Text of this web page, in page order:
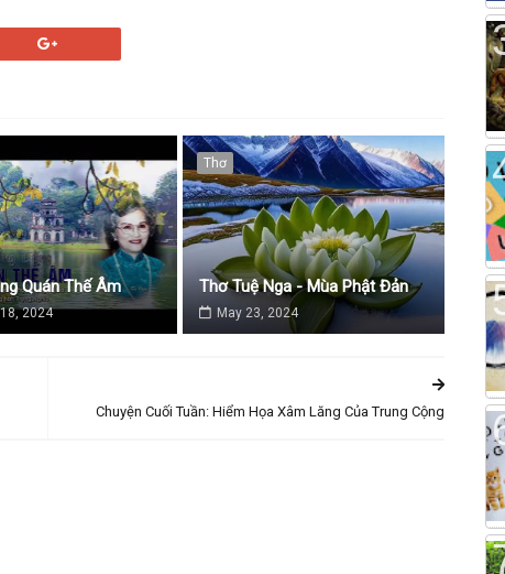
Quán Thế Âm
2024
Thơ
Thơ Tuệ Nga - Mùa Phật Đản
May 23, 2024
Chuyện Cuối Tuần: Hiểm Họa Xâm Lăng Của Trung Cộng